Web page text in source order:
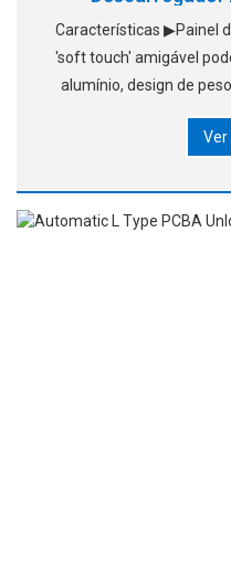
Características ▶Painel
'soft touch' amigável
alumínio, design de
Ver